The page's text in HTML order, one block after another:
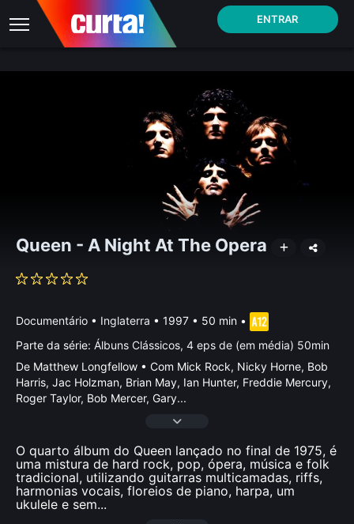
ENTRAR
Queen - A Night At The Opera
Documentário • Inglaterra • 1997 • 50 min •
Parte da série: Álbuns Clássicos, 4 eps de (em média) 50min
De Matthew Longfellow • Com Mick Rock, Nicky Horne, Bob
Harris, Jac Holzman, Brian May, Ian Hunter, Freddie Mercury,
Roger Taylor, Bob Mercer, Gary...
O quarto álbum do Queen lançado no final de 1975, é
uma mistura de hard rock, pop, ópera, música e folk
tradicional, utilizando guitarras multicamadas, riffs,
harmonias vocais, floreios de piano, harpa, um
ukulele e sem...